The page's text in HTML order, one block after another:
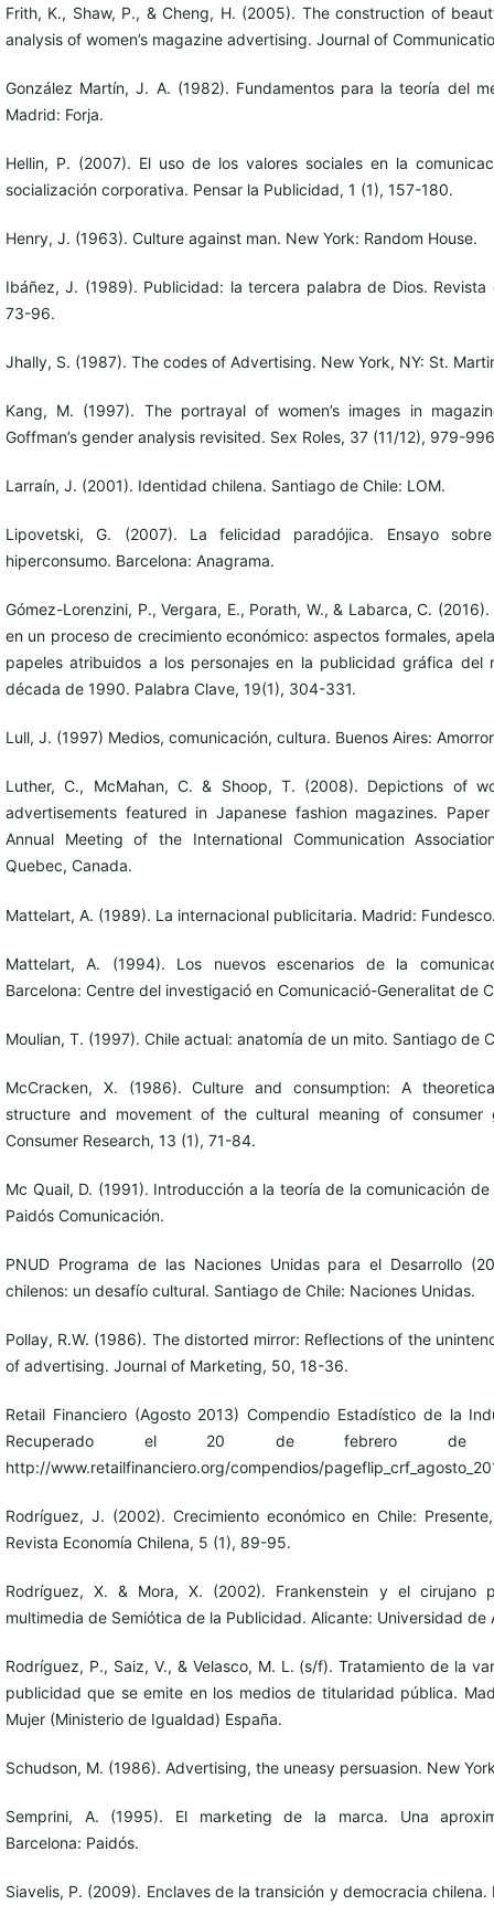
Frith, K., Shaw, P., & Cheng, H. (2005). The construction of
analysis of women’s magazine advertising. Journal of
González Martín, J. A. (1982). Fundamentos para la teoría del
Madrid: Forja.
Hellin, P. (2007). El uso de los valores sociales en la
socialización corporativa. Pensar la Publicidad, 1 (1), 157-180.
Henry, J. (1963). Culture against man. New York: Random House.
Ibáñez, J. (1989). Publicidad: la tercera palabra de Dios.
73-96.
Jhally, S. (1987). The codes of Advertising. New York, NY: St.
Kang, M. (1997). The portrayal of women’s images in
Goffman’s gender analysis revisited. Sex Roles, 37 (11/12), 979-
Larraín, J. (2001). Identidad chilena. Santiago de Chile: LOM.
Lipovetski, G. (2007). La felicidad paradójica. Ensayo
hiperconsumo. Barcelona: Anagrama.
Gómez-Lorenzini, P., Vergara, E., Porath, W., & Labarca, C.
en un proceso de crecimiento económico: aspectos formales,
papeles atribuidos a los personajes en la publicidad gráfica del
década de 1990. Palabra Clave, 19(1), 304-331.
Lull, J. (1997) Medios, comunicación, cultura. Buenos Aires:
Luther, C., McMahan, C. & Shoop, T. (2008). Depictions of
advertisements featured in Japanese fashion magazines.
Annual Meeting of the International Communication
Quebec, Canada.
Mattelart, A. (1989). La internacional publicitaria. Madrid:
Mattelart, A. (1994). Los nuevos escenarios de la
Barcelona: Centre del investigació en Comunicació-Generalitat de
Moulian, T. (1997). Chile actual: anatomía de un mito. Santiago de
McCracken, X. (1986). Culture and consumption: A
structure and movement of the cultural meaning of consumer
Consumer Research, 13 (1), 71-84.
Mc Quail, D. (1991). Introducción a la teoría de la comunicación de
Paidós Comunicación.
PNUD Programa de las Naciones Unidas para el Desarrollo
chilenos: un desafío cultural. Santiago de Chile: Naciones Unidas.
Pollay, R.W. (1986). The distorted mirror: Reflections of the
of advertising. Journal of Marketing, 50, 18-36.
Retail Financiero (Agosto 2013) Compendio Estadístico de la
Recuperado el 20 de febrero de
http://www.retailfinanciero.org/compendios/
Rodríguez, J. (2002). Crecimiento económico en Chile:
Revista Economía Chilena, 5 (1), 89-95.
Rodríguez, X. & Mora, X. (2002). Frankenstein y el cirujano
multimedia de Semiótica de la Publicidad. Alicante: Universidad de
Rodríguez, P., Saiz, V., & Velasco, M. L. (s/f). Tratamiento de la
publicidad que se emite en los medios de titularidad pública.
Mujer (Ministerio de Igualdad) España.
Schudson, M. (1986). Advertising, the uneasy persuasion. New
Semprini, A. (1995). El marketing de la marca. Una
Barcelona: Paidós.
Siavelis, P. (2009). Enclaves de la transición y democracia chilena.